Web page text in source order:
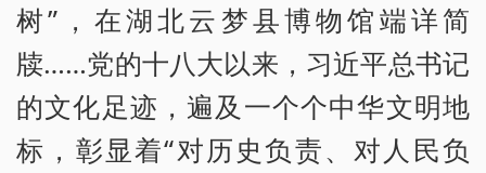
树”，在湖北云梦县博物馆端详简
牍……党的十八大以来，习近平总书记
的文化足迹，遍及一个个中华文明地
标，彰显着“对历史负责、对人民负